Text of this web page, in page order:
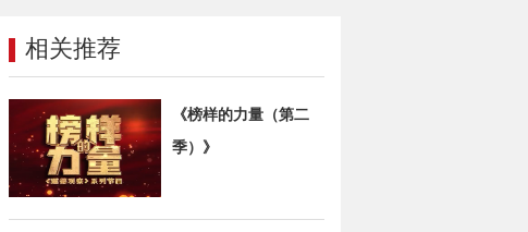
相关推荐
《榜样的力量（第二
季）》